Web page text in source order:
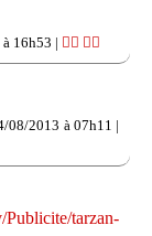
16h53 | 👍🏽 👎🏽
08/2013 à 07h11 |
Publicite/tarzan-